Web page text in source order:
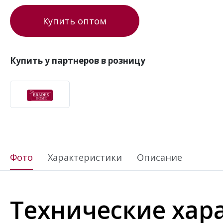
Купить оптом
Купить у партнеров в розницу
Фото Характеристики Описание
Технические